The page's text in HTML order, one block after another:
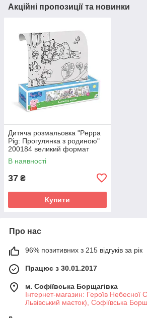
Акційні пропозиції та новинки
Дитяча розмальовка "Peppa
Pig: Прогулянка з родиною"
200184 великий формат
70×16 см
В наявності
37 ₴
Купити
Про нас
96% позитивних з 215 відгуків за рік
Працює з 30.01.2017
м. Софіївська Борщагівка
Інтернет-магазин: Героїв Небесної
Львівський маєток), Софіївська